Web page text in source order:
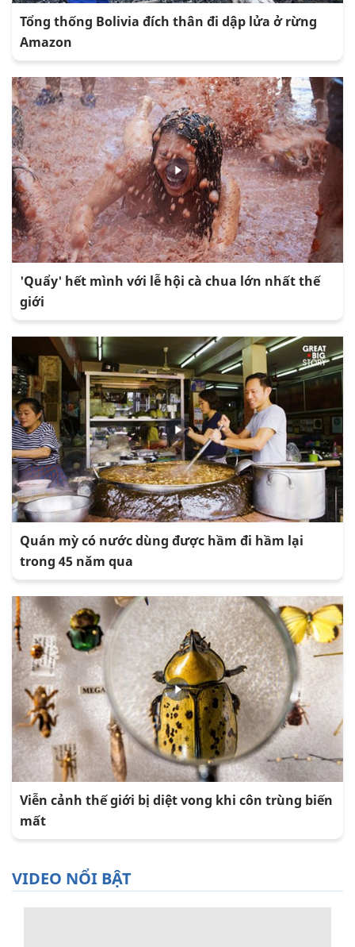
Tổng thống Bolivia đích thân đi dập lửa ở rừng
Amazon
'Quẩy' hết mình với lễ hội cà chua lớn nhất thế
giới
Quán mỳ có nước dùng được hầm đi hầm lại
trong 45 năm qua
Viễn cảnh thế giới bị diệt vong khi côn trùng biến
mất
VIDEO NỔI BẬT